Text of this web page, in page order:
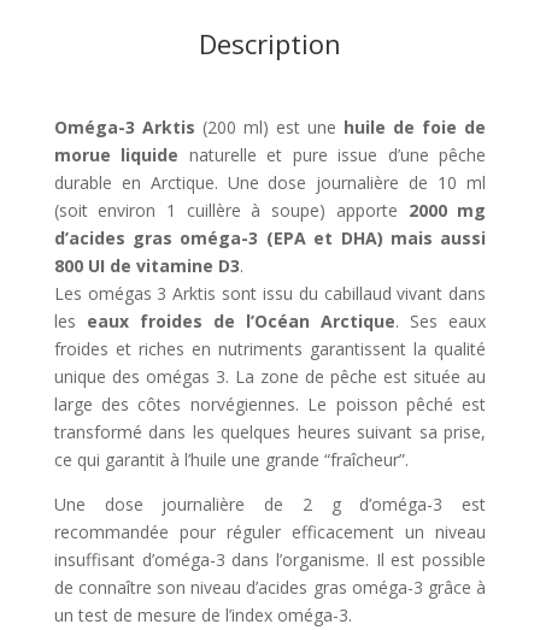
Description
Oméga-3 Arktis (200 ml) est une huile de foie de
morue liquide naturelle et pure issue d’une pêche
durable en Arctique. Une dose journalière de 10 ml
(soit environ 1 cuillère à soupe) apporte 2000 mg
d’acides gras oméga-3 (EPA et DHA) mais aussi
800 UI de vitamine D3.
Les omégas 3 Arktis sont issu du cabillaud vivant dans
les eaux froides de l’Océan Arctique. Ses eaux
froides et riches en nutriments garantissent la qualité
unique des omégas 3. La zone de pêche est située au
large des côtes norvégiennes. Le poisson pêché est
transformé dans les quelques heures suivant sa prise,
ce qui garantit à l’huile une grande “fraîcheur”.
Une dose journalière de 2 g d’oméga-3 est
recommandée pour réguler efficacement un niveau
insuffisant d’oméga-3 dans l’organisme. Il est possible
de connaître son niveau d’acides gras oméga-3 grâce à
un test de mesure de l’index oméga-3.